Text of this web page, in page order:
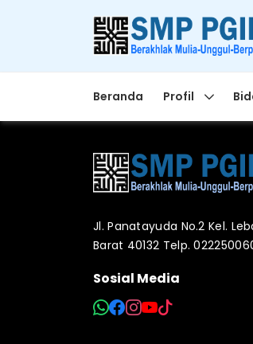
Beranda Profil
Jl. Panatayuda No.2 Kel.
Barat 40132 Telp.
Sosial Media